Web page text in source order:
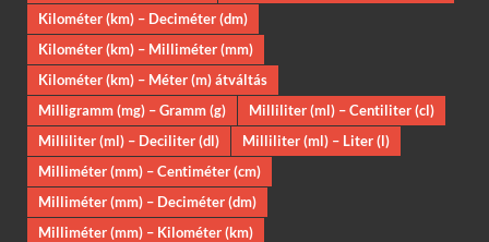
Kilométer (km) – Deciméter (dm)
Kilométer (km) – Milliméter (mm)
Kilométer (km) – Méter (m) átváltás
Milligramm (mg) – Gramm (g)
Milliliter (ml) – Centiliter (cl)
Milliliter (ml) – Deciliter (dl)
Milliliter (ml) – Liter (l)
Milliméter (mm) – Centiméter (cm)
Milliméter (mm) – Deciméter (dm)
Milliméter (mm) – Kilométer (km)